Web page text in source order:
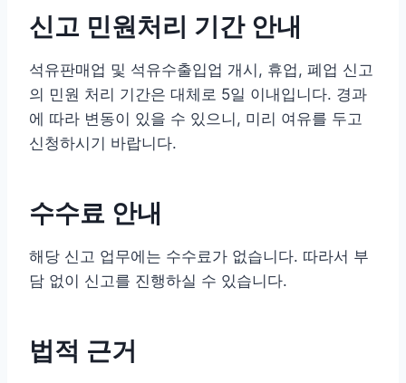
신고 민원처리 기간 안내
석유판매업 및 석유수출입업 개시, 휴업, 폐업 신고
의 민원 처리 기간은 대체로 5일 이내입니다. 경과
에 따라 변동이 있을 수 있으니, 미리 여유를 두고
신청하시기 바랍니다.
수수료 안내
해당 신고 업무에는 수수료가 없습니다. 따라서 부
담 없이 신고를 진행하실 수 있습니다.
법적 근거